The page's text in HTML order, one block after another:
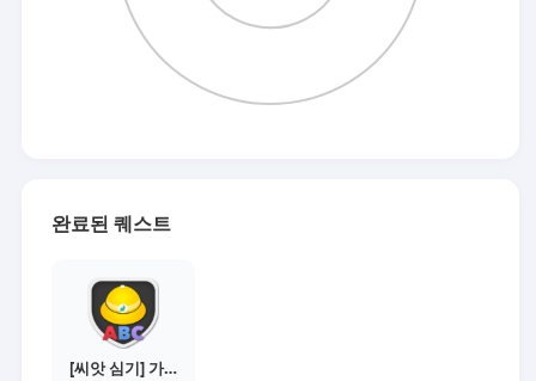
완료된 퀘스트
[씨앗 심기] 가이드보기 - 매체별 활동 가이드